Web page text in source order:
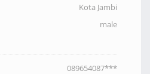
Kota Jambi
male
089654087***